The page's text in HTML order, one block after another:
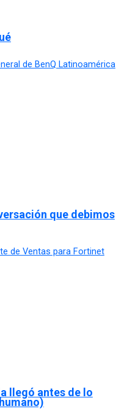
que debimos
llegó antes de lo